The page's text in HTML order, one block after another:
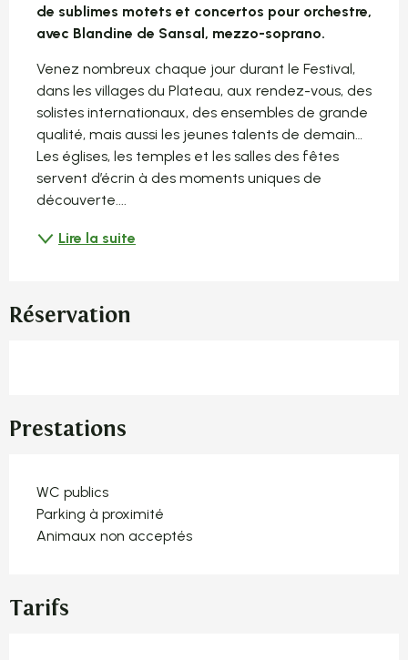
de sublimes motets et concertos pour orchestre,
avec Blandine de Sansal, mezzo-soprano.
Venez nombreux chaque jour durant le Festival,
dans les villages du Plateau, aux rendez-vous, des
solistes internationaux, des ensembles de grande
qualité, mais aussi les jeunes talents de demain…
Les églises, les temples et les salles des fêtes
servent d’écrin à des moments uniques de
découverte....
Lire la suite
Réservation
Prestations
WC publics
Parking à proximité
Animaux non acceptés
Tarifs